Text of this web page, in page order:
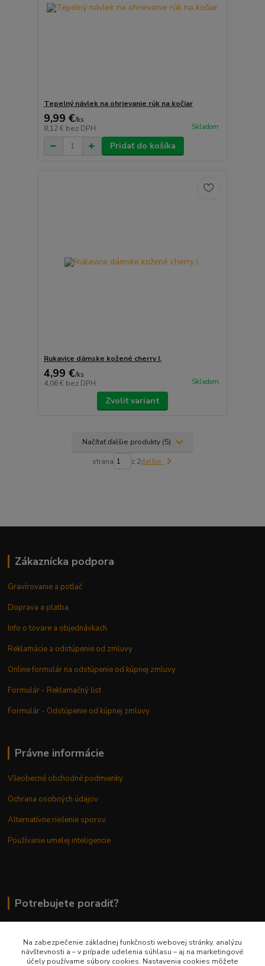
Tepelný návlek na ohrievanie rúk na kočiar
9,99 €/ks
8,12 € bez DPH Skladom
Pridať do košíka
Rukavice dámske kožené cherry I.
4,99 €/ks
4,06 € bez DPH Skladom
Zvoliť variant
Načítať ďalšie produkty (5)
strana z 2ďalšie
Zákaznícka podpora
Gravírovanie a potlač
Doprava a platba
Info o tovare a objednávkach
Reklamácie a odstúpenie od zmluvy
Online formulár na odstúpenie od kúpnej zmluvy
Formulár - Reklamačný list
Formulár - Odstúpenie od kúpnej zmluvy
Právne informácie
Všeobecné obchodné podmienky
Ochrana osobných údajov
Alternatívne riešenie sporov
Používanie umelej inteligencie
Potrebujete poradiť?
0948 236 042
Na zabezpečenie základnej funkčnosti webovej stránky, analýzu
návštevnosti a – v prípade udelenia súhlasu – aj na marketingové
účely používame súbory cookies. Nastavenia cookies môžete